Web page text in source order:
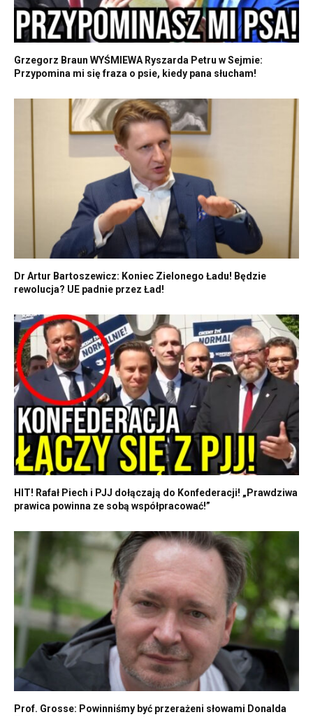
Grzegorz Braun WYŚMIEWA Ryszarda Petru w Sejmie:
Przypomina mi się fraza o psie, kiedy pana słucham!
Dr Artur Bartoszewicz: Koniec Zielonego Ładu! Będzie
rewolucja? UE padnie przez Ład!
HIT! Rafał Piech i PJJ dołączają do Konfederacji! „Prawdziwa
prawica powinna ze sobą współpracować!”
Prof. Grosse: Powinniśmy być przerażeni słowami Donalda